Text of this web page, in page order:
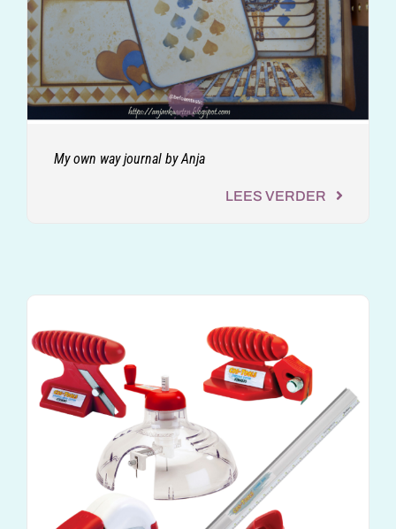
My own way journal by Anja
LEES VERDER